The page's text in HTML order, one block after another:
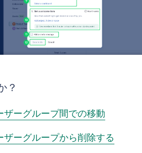
？
ザーグループ間での移動
ザーグループから削除する